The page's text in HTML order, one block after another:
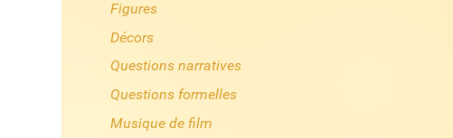
Figures
Décors
Questions narratives
Questions formelles
Musique de film